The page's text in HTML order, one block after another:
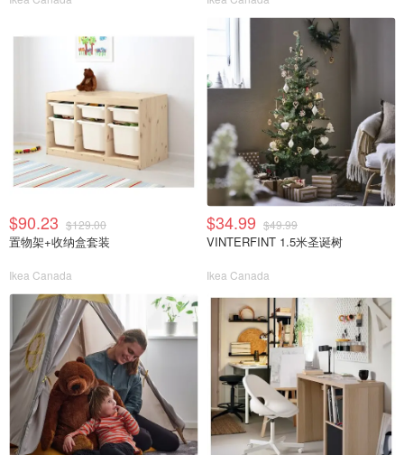
$90.23 $129.00
置物架+收纳盒套装
Ikea Canada
$34.99 $49.99
VINTERFINT 1.5米圣诞树
Ikea Canada